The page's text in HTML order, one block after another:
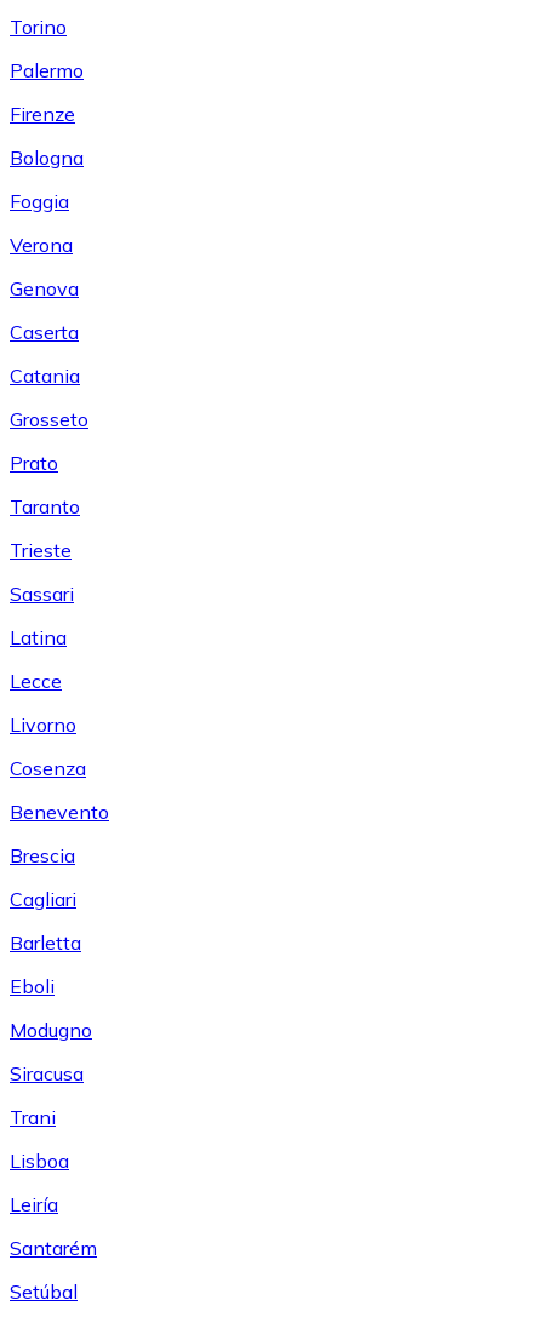
Torino
Palermo
Firenze
Bologna
Foggia
Verona
Genova
Caserta
Catania
Grosseto
Prato
Taranto
Trieste
Sassari
Latina
Lecce
Livorno
Cosenza
Benevento
Brescia
Cagliari
Barletta
Eboli
Modugno
Siracusa
Trani
Lisboa
Leiría
Santarém
Setúbal